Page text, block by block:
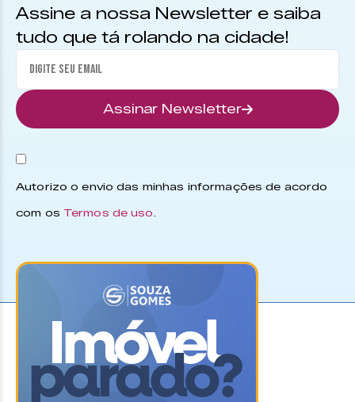
Assine a nossa Newsletter e saiba
tudo que tá rolando na cidade!
Assinar Newsletter
Autorizo o envio das minhas informações de acordo
com os Termos de uso.